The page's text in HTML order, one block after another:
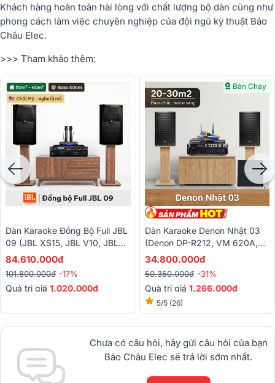
Khách hàng hoàn toàn hài lòng với chất lượng bộ dàn cũng như
phong cách làm việc chuyên nghiệp của đội ngũ kỹ thuật Bảo
Châu Elec.
>>> Tham khảo thêm:
Dàn Karaoke Đồng Bộ Full JBL
09 (JBL XS15, JBL V10, JBL
VX9, JBL VM300)
84.610.000đ
101.800.000đ -17%
Quà trị giá 1.020.000đ
Bán Chạy
Dàn Karaoke Denon Nhật 03
(Denon DP-R212, VM 620A,
Bksound X6 Luxury, BKSound
34.800.000đ
50.350.000đ -31%
Quà trị giá 1.266.000đ
5/5 (26)
Chưa có câu hỏi, hãy gửi câu hỏi của bạn
Bảo Châu Elec sẽ trả lời sớm nhất.